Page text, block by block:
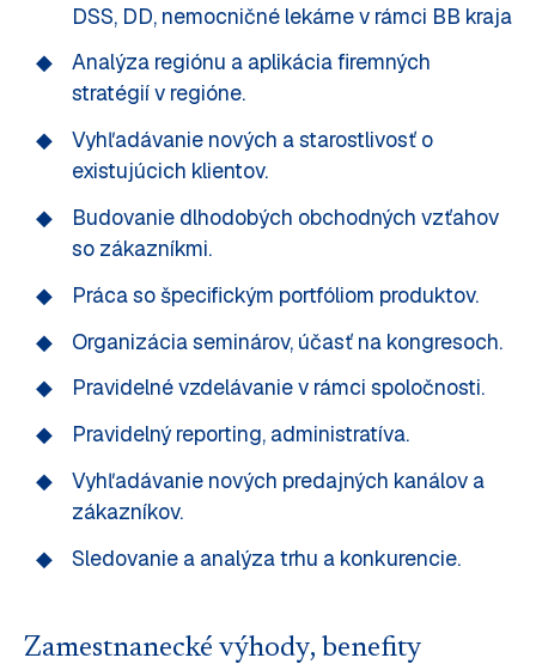
DSS, DD, nemocničné lekárne v rámci BB kraja
Analýza regiónu a aplikácia firemných
stratégií v regióne.
Vyhľadávanie nových a starostlivosť o
existujúcich klientov.
Budovanie dlhodobých obchodných vzťahov
so zákazníkmi.
Práca so špecifickým portfóliom produktov.
Organizácia seminárov, účasť na kongresoch.
Pravidelné vzdelávanie v rámci spoločnosti.
Pravidelný reporting, administratíva.
Vyhľadávanie nových predajných kanálov a
zákazníkov.
Sledovanie a analýza trhu a konkurencie.
Zamestnanecké výhody, benefity